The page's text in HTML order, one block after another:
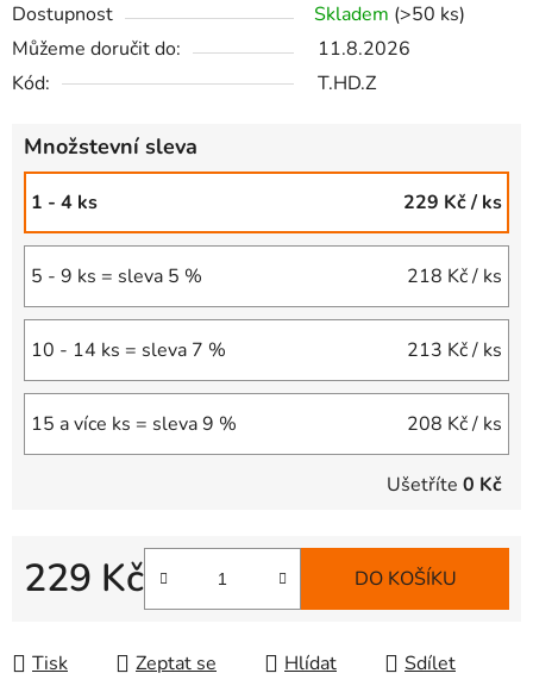
Dostupnost Skladem (>50 ks)
Můžeme doručit do:
11.8.2026
Kód:
T.HD.Z
Množstevní sleva
1 - 4 ks 229 Kč/ ks
5 - 9 ks = sleva 5 % 218 Kč/ ks
10 - 14 ks = sleva 7 % 213 Kč/ ks
15 a více ks = sleva 9 % 208 Kč/ ks
Ušetříte 0 Kč
229 Kč DO KOŠÍKU
Tisk Zeptat se Hlídat Sdílet